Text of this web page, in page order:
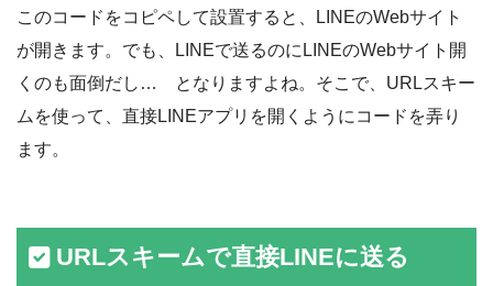
このコードをコピペして設置すると、LINEのWebサイト
が開きます。でも、LINEで送るのにLINEのWebサイト開
くのも面倒だし… となりますよね。そこで、URLスキー
ムを使って、直接LINEアプリを開くようにコードを弄り
ます。
URLスキームで直接LINEに送る